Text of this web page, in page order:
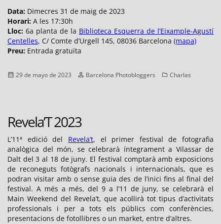
Data: Dimecres 31 de maig de 2023
Horari: A les 17:30h
Lloc: 6a planta de la Biblioteca Esquerra de l’Eixample-Agustí
Centelles, C/ Comte d’Urgell 145, 08036 Barcelona (mapa)
Preu: Entrada gratuïta
Publicado
29 de mayo de 2023 Autor
Barcelona Photobloggers Categorías
Charlas
Revela’T 2023
L’11ª edició del Revela’t, el primer festival de fotografia
analògica del món, se celebrarà íntegrament a Vilassar de
Dalt del 3 al 18 de juny. El festival comptarà amb exposicions
de reconeguts fotògrafs nacionals i internacionals, que es
podran visitar amb o sense guia des de l’inici fins al final del
festival. A més a més, del 9 a l’11 de juny, se celebrarà el
Main Weekend del Revela’t, que acollirà tot tipus d’activitats
professionals i per a tots els públics com conferències,
presentacions de fotollibres o un market, entre d’altres.